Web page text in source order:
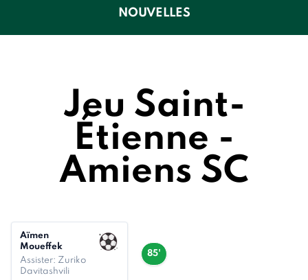
NOUVELLES
Jeu Saint-
Étienne -
Amiens SC
85'
Aïmen
Moueffek
Assister: Zuriko
Davitashvili